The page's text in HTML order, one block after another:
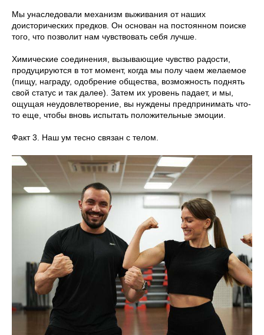
Мы унаследовали механизм выживания от наших
доисторических предков. Он основан на постоянном поиске
того, что позволит нам чувствовать себя лучше.
Химические соединения, вызывающие чувство радости,
продуцируются в тот момент, когда мы полу чаем желаемое
(пищу, награду, одобрение общества, возможность поднять
свой статус и так далее). Затем их уровень падает, и мы,
ощущая неудовлетворение, вы нуждены предпринимать что-
то еще, чтобы вновь испытать положительные эмоции.
Факт 3. Наш ум тесно связан с телом.